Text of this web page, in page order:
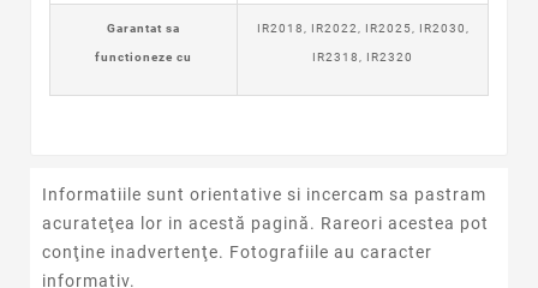
Garantat sa
functioneze cu
IR2018, IR2022, IR2025, IR2030,
IR2318, IR2320
Informatiile sunt orientative si incercam sa pastram
acurateţea lor in acestă pagină. Rareori acestea pot
conţine inadvertenţe. Fotografiile au caracter
informativ.